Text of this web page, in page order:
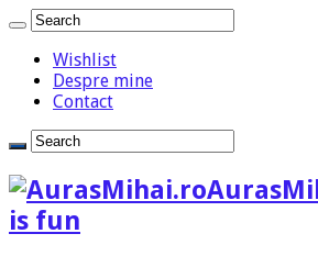
Wishlist
Despre mine
Contact
is fun